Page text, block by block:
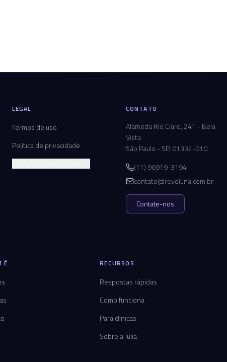
LEGAL
Termos de uso
Política de privacidade
CONTATO
Alameda Rio Claro, 241 - Bela
Vista
São Paulo - SP, 01332-010
(11) 96919-3194
contato@revoluna.com.br
Contate-nos
É RECURSOS
Respostas rápidas
Como funciona
Para clínicas
Sobre a Julia